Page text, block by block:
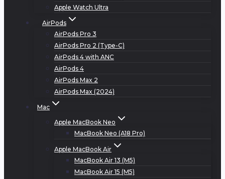
Apple Watch Ultra
AirPods
AirPods Pro 3
AirPods Pro 2 (Type-C)
AirPods 4 with ANC
AirPods 4
AirPods Max 2
AirPods Max (2024)
Mac
Apple MacBook Neo
MacBook Neo (A18 Pro)
Apple MacBook Air
MacBook Air 13 (M5)
MacBook Air 15 (M5)